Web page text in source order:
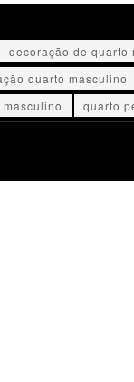
decoração de quarto
quarto masculino
quarto